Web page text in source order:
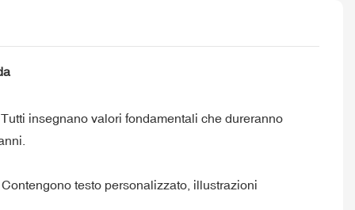
insegnano valori fondamentali che dureranno
testo personalizzato, illustrazioni